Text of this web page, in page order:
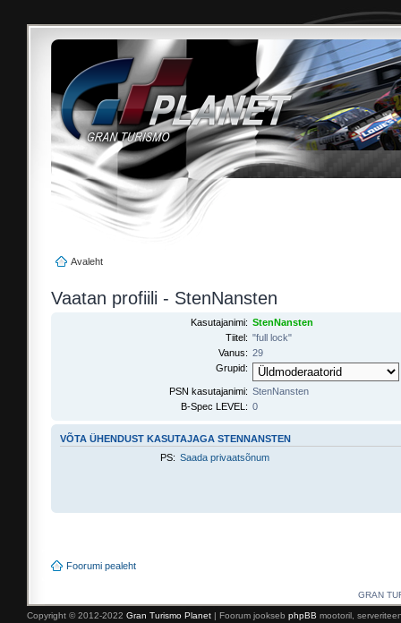
Avaleht
Vaatan profiili - StenNansten
Kasutajanimi: StenNansten
Tiitel: "full lock"
Vanus: 29
Grupid:
PSN kasutajanimi: StenNansten
B-Spec LEVEL: 0
VÕTA ÜHENDUST KASUTAJAGA STENNANSTEN
PS: Saada privaatsõnum
Foorumi pealeht
GRAN
Copyright © 2012-2022 Gran Turismo Planet | Foorum jookseb phpBB mootoril,